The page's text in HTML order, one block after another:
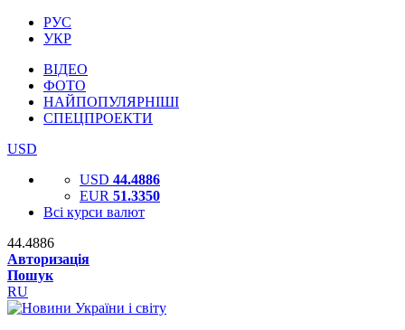
РУС
УКР
ВІДЕО
ФОТО
НАЙПОПУЛЯРНІШІ
СПЕЦПРОЕКТИ
USD
USD 44.4886
EUR 51.3350
Всі курси валют
44.4886
Авторизація
Пошук
RU